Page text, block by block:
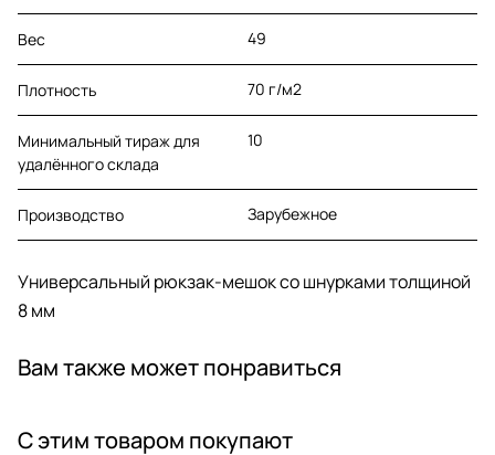
Вес 49
Плотность 70 г/м2
Минимальный тираж для
удалённого склада
10
Производство Зарубежное
Универсальный рюкзак-мешок со шнурками толщиной
8 мм
Вам также может понравиться
С этим товаром покупают